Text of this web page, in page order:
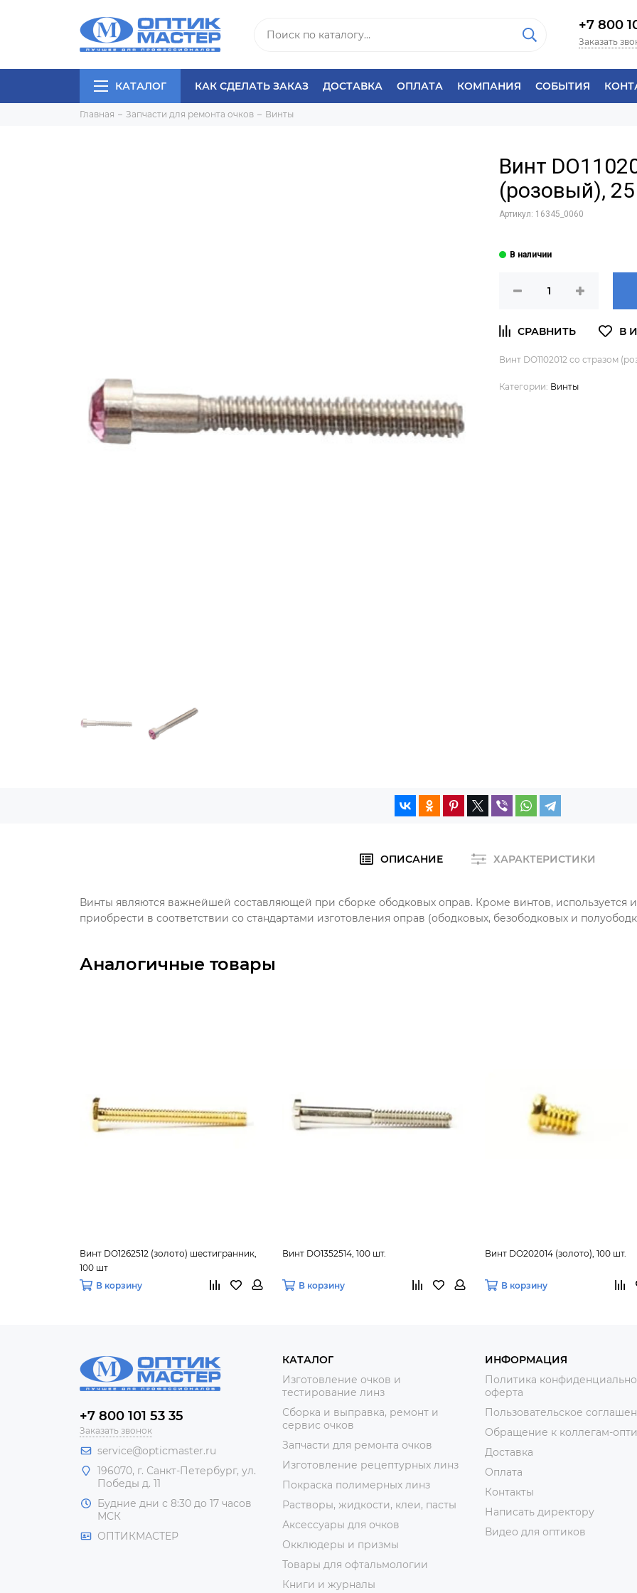
+7 800
Заказать
КАТАЛОГ КАК СДЕЛАТЬ ЗАКАЗ ДОСТАВКА ОПЛАТА КОМПАНИЯ СОБЫТИЯ
Главная Запчасти для ремонта очков Винты
Винт
(розовый),
Артикул: 16345_0060
Винт DO1102012 со стразом
Категории: Винты
ОПИСАНИЕ ХАРАКТЕРИСТИКИ
Винты являются важнейшей составляющей при сборке ободковых оправ. Кроме винтов, используется
приобрести в соответствии со стандартами изготовления оправ (ободковых, безободковых и
Аналогичные товары
Винт DO1262512 (золото) шестигранник,
100 шт
В корзину
Винт DO1352514, 100 шт.
В корзину
Винт DO202014 (золото), 100 шт.
В корзину
+7 800 101 53 35
Заказать звонок
service@opticmaster.ru
196070, г. Санкт-Петербург, ул.
Победы д. 11
Будние дни с 8:30 до 17 часов
МСК
ОПТИКМАСТЕР
КАТАЛОГ
Изготовление очков и
тестирование линз
Сборка и выправка, ремонт и
сервис очков
Запчасти для ремонта очков
Изготовление рецептурных линз
Покраска полимерных линз
Растворы, жидкости, клеи, пасты
Аксессуары для очков
Окклюдеры и призмы
Товары для офтальмологии
Книги и журналы
ИНФОРМАЦИЯ
Политика
оферта
Пользовательское
Обращение к коллегам-
Доставка
Оплата
Контакты
Написать директору
Видео для оптиков